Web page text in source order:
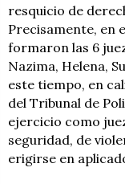
resquicio de
Precisamente, en
formaron las 6
Nazima, Helena,
este tiempo, en
del Tribunal de
ejercicio como
seguridad, de
erigirse en